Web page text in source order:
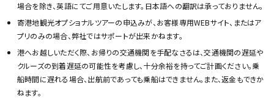
場合を除き、英語にてご用意いたします。日本語への翻訳は承っておりません。
寄港地観光オプショナルツアーの申込みが、お客様専用WEBサイト、またはア
プリのみの場合、弊社ではサポートが出来かねます。
港へお越しいただく際、お帰りの交通機関を手配なさるは、交通機関の遅延や
クルーズの到着遅延の可能性を考慮し、十分余裕を持ってご計画ください。乗
船時間に遅れる場合、出航前であっても乗船はできません。また、返金もできか
ねます。